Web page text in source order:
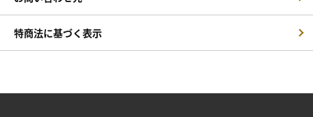
特商法に基づく表示